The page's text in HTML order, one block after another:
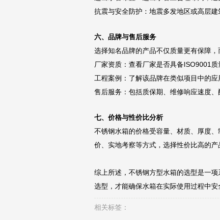
抗震与安全防护：地震多发地区或高层
六、品牌与售后服务
选择知名品牌的产品不仅质量更有保障
厂家资质：查看厂家是否具备ISO9001
工程案例：了解该品牌在类似项目中的
售后服务：包括质保期、维修响应速度
七、价格与性价比分析
不锈钢水箱的价格受容量、材质、厚度
价、实地考察等方式，选择性价比高的产
综上所述，不锈钢方型水箱的选型是一
选型，才能确保水箱在实际使用过程中
相关标签：